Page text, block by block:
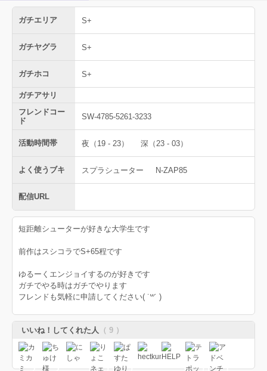
ガチエリア S+
ガチヤグラ S+
ガチホコ S+
ガチアサリ
フレンドコー
ド
SW-4785-5261-3233
活動時間帯 夜（19 - 23） 深（23 - 03）
よく使うブキ スプラシューター N-ZAP85
配信URL
短距離シューターが好きな大学生です
前作はスシコラでS+65程です
ゆるーくエンジョイするのが好きです
ガチでやる時はガチでやります
フレンドも気軽に申請してください( ˙꒳​˙ )
いいね！してくれた人 （ 9 ）